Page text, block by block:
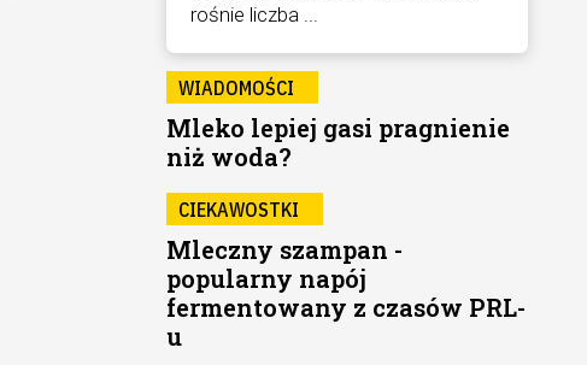
rośnie liczba ...
WIADOMOŚCI
Mleko lepiej gasi pragnienie
niż woda?
CIEKAWOSTKI
Mleczny szampan -
popularny napój
fermentowany z czasów PRL-
u